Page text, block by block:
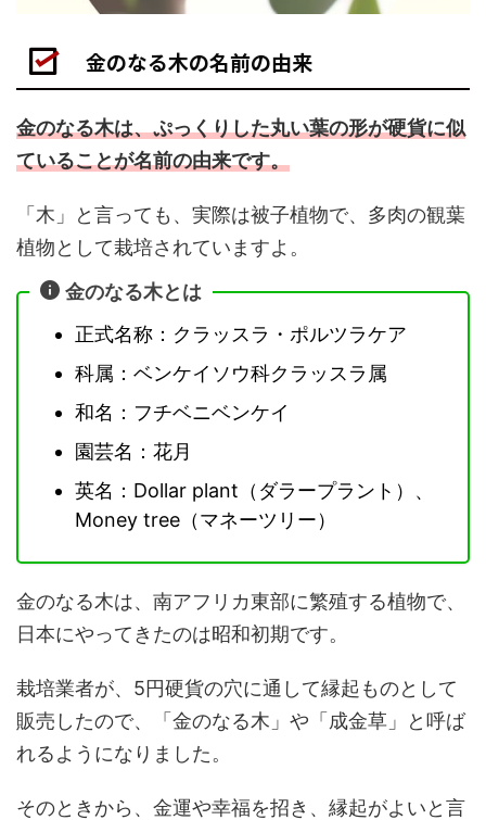
金のなる木の名前の由来
金のなる木は、ぷっくりした丸い葉の形が硬貨に似
ていることが名前の由来です。
「木」と言っても、実際は被子植物で、多肉の観葉
植物として栽培されていますよ。
金のなる木とは
正式名称：クラッスラ・ポルツラケア
科属：ベンケイソウ科クラッスラ属
和名：フチベニベンケイ
園芸名：花月
英名：Dollar plant（ダラープラント）、
Money tree（マネーツリー）
金のなる木は、南アフリカ東部に繁殖する植物で、
日本にやってきたのは昭和初期です。
栽培業者が、5円硬貨の穴に通して縁起ものとして
販売したので、「金のなる木」や「成金草」と呼ば
れるようになりました。
そのときから、金運や幸福を招き、縁起がよいと言